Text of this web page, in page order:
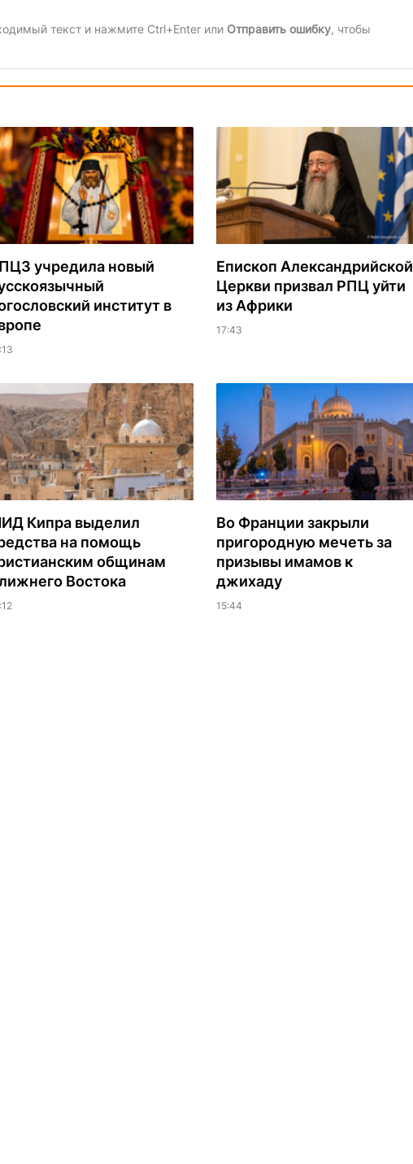
текст и нажмите Ctrl+Enter или Отправить ошибку, чтобы
учредила новый
институт в
Епископ Александрийской
Церкви призвал РПЦ уйти
из Африки
17:43
Кипра выделил
на помощь
общинам
Востока
Во Франции закрыли
пригородную мечеть за
призывы имамов к
джихаду
15:44